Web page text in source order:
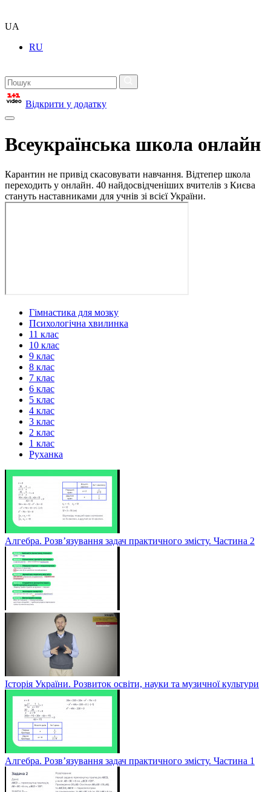
UA
RU
Відкрити у додатку
Всеукраїнська школа онлайн
Карантин не привід скасовувати навчання. Відтепер школа
переходить у онлайн. 40 найдосвідченіших вчителів з Києва
стануть наставниками для учнів зі всієї України.
Гімнастика для мозку
Психологічна хвилинка
11 клас
10 клас
9 клас
8 клас
7 клас
6 клас
5 клас
4 клас
3 клас
2 клас
1 клас
Руханка
Алгебра. Розв’язування задач практичного змісту. Частина 2
Історія України. Розвиток освіти, науки та музичної культури
Алгебра. Розв’язування задач практичного змісту. Частина 1